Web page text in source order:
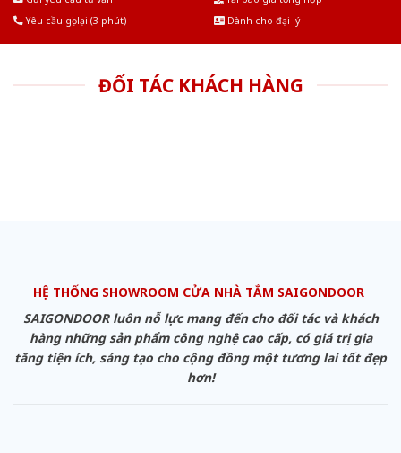
Yêu cầu gọi lại (3 phút)
Dành cho đại lý
ĐỐI TÁC KHÁCH HÀNG
HỆ THỐNG SHOWROOM CỬA NHÀ TẮM SAIGONDOOR
SAIGONDOOR luôn nỗ lực mang đến cho đối tác và khách
hàng những sản phẩm công nghệ cao cấp, có giá trị gia
tăng tiện ích, sáng tạo cho cộng đồng một tương lai tốt đẹp
hơn!